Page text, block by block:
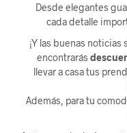
Desde elegantes
cada detalle
¡Y las buenas
encontrarás
llevar a casa tus
Además, para tu